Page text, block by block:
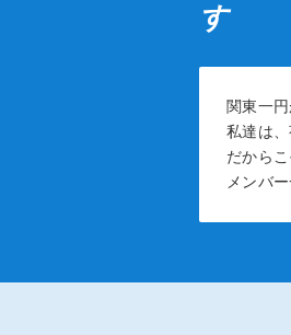
す
関東一
私達は
だから
メンバ